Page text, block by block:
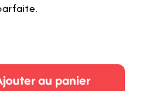
au panier